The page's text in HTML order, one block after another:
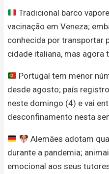
Tradicional barco
vacinação em Veneza;
conhecida por transportar
cidade italiana, mas agora
Portugal tem menor
desde agosto; país
neste domingo (4) e vai
desconfinamento nesta
Alemães adotam
durante a pandemia;
emocional aos seus